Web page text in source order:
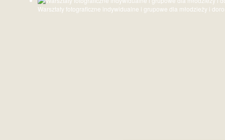
Warsztaty fotograficzne indywidualne i grupowe dla młodzieży i